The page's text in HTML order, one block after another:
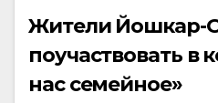
Жители Йошкар-
поучаствовать в
нас семейное»